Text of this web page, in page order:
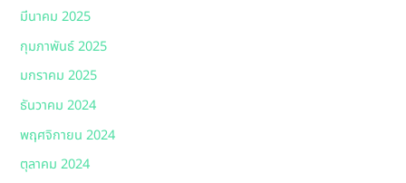
มีนาคม 2025
กุมภาพันธ์ 2025
มกราคม 2025
ธันวาคม 2024
พฤศจิกายน 2024
ตุลาคม 2024